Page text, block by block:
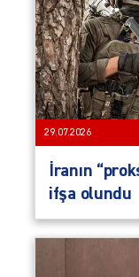
29.07.2026
İranın
ifşa olundu